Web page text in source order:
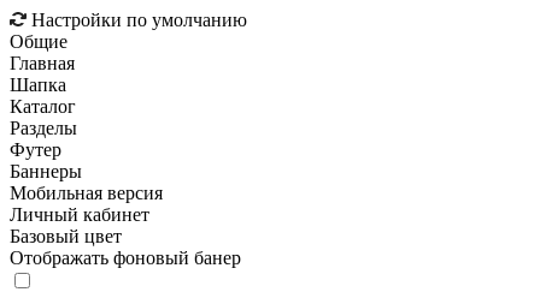
Настройки по умолчанию
Общие
Главная
Шапка
Каталог
Разделы
Футер
Баннеры
Мобильная версия
Личный кабинет
Базовый цвет
Отображать фоновый банер